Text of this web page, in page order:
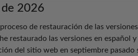
2026
de restauración de las
restaurado las versiones en español
del sitio web en septiembre